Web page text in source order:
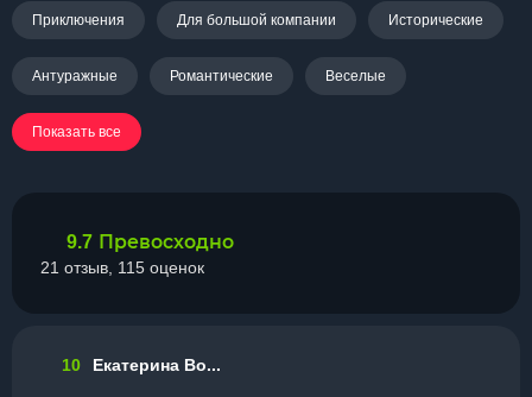
Приключения Для большой компании Исторические
Антуражные Романтические Веселые
Показать все
9.7 Превосходно
21 отзыв, 115 оценок
10 Екатерина Во...